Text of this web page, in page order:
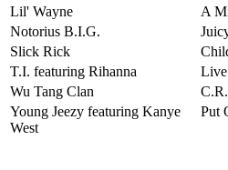
Lil' Wayne
A
Notorius B.I.G.
Slick Rick
T.I. featuring Rihanna
Wu Tang Clan
Young Jeezy featuring Kanye
West
Put